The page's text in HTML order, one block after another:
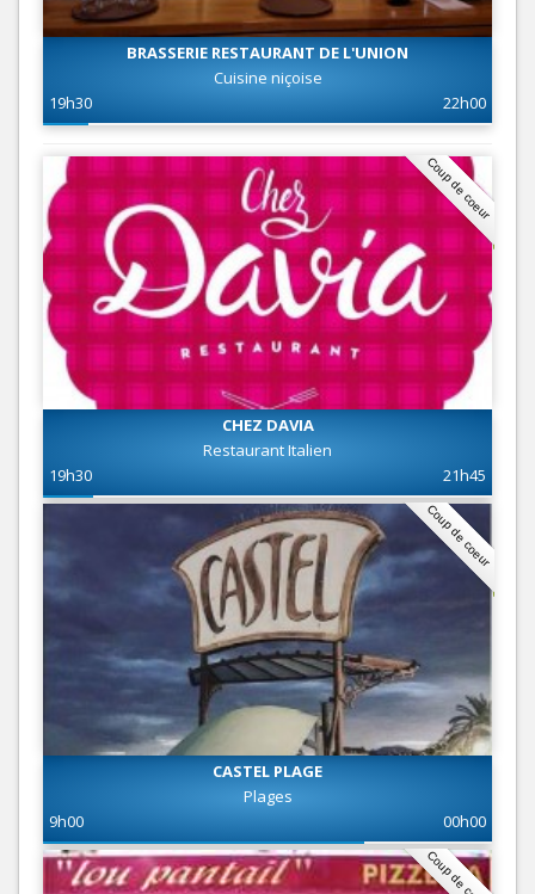
BRASSERIE RESTAURANT DE L'UNION
Cuisine niçoise
19h30
22h00
Coup de coeur
CHEZ DAVIA
Restaurant Italien
19h30
21h45
Coup de coeur
CASTEL PLAGE
Plages
9h00
00h00